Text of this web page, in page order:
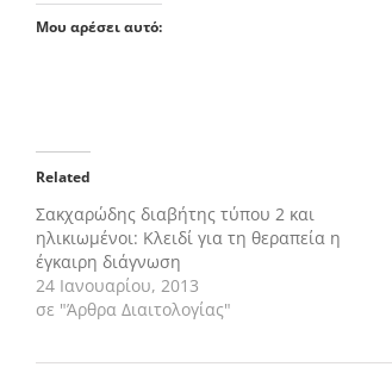
Μου αρέσει αυτό:
Related
Σακχαρώδης διαβήτης τύπου 2 και
ηλικιωμένοι: Κλειδί για τη θεραπεία η
έγκαιρη διάγνωση
24 Ιανουαρίου, 2013
σε "Άρθρα Διαιτολογίας"